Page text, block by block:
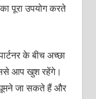
पूरा उपयोग करते
के बीच अच्‍छा
आप खुश रहेंगे।
जा सकते हैं और